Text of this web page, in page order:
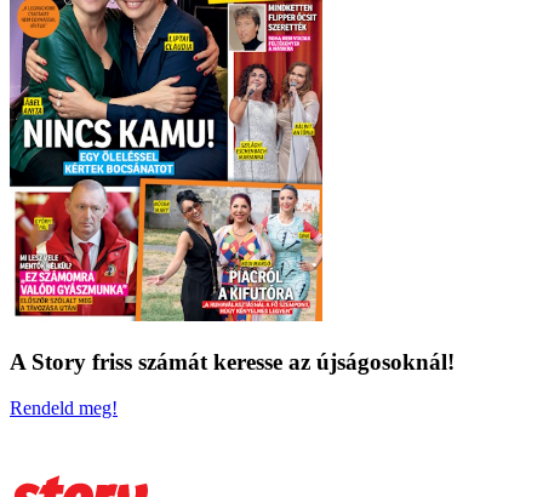
A Story friss számát keresse az újságosoknál!
Rendeld meg!